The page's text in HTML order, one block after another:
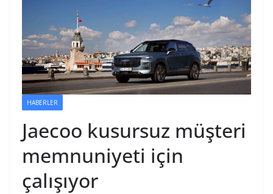
HABERLER
Jaecoo kusursuz müşteri
memnuniyeti için
çalışıyor